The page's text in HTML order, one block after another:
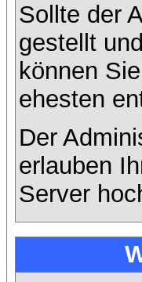
Sollte der
gestellt
können
ehesten
Der
erlauben
Server